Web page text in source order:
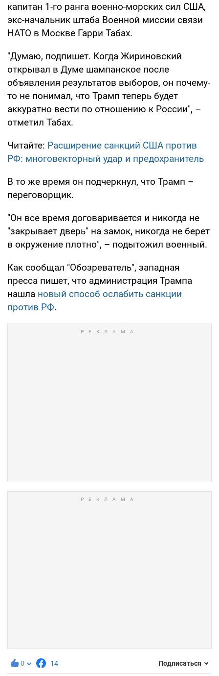
капитан 1-го ранга военно-морских сил США,
экс-начальник штаба Военной миссии связи
НАТО в Москве Гарри Табах.
"Думаю, подпишет. Когда Жириновский
открывал в Думе шампанское после
объявления результатов выборов, он почему-
то не понимал, что Трамп теперь будет
аккуратно вести по отношению к России", –
отметил Табах.
Читайте: Расширение санкций США против
РФ: многовекторный удар и предохранитель
В то же время он подчеркнул, что Трамп –
переговорщик.
"Он все время договаривается и никогда не
"закрывает дверь" на замок, никогда не берет
в окружение плотно", – подытожил военный.
Как сообщал "Обозреватель", западная
пресса пишет, что администрация Трампа
нашла новый способ ослабить санкции
против РФ.
0 14 Подписаться